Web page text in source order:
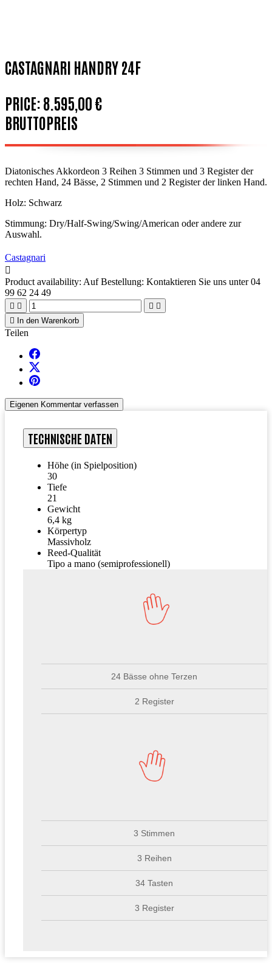
CASTAGNARI HANDRY 24F
PRICE:8.595,00 €
BRUTTOPREIS
Diatonisches Akkordeon 3 Reihen 3 Stimmen und 3 Register der
rechten Hand, 24 Bässe, 2 Stimmen und 2 Register der linken Hand.
Holz: Schwarz
Stimmung: Dry/Half-Swing/Swing/American oder andere zur
Auswahl.
Castagnari

Product availability: Auf Bestellung: Kontaktieren Sie uns unter 04
99 62 24 49
   
 In den Warenkorb
Teilen
Eigenen Kommentar verfassen
TECHNISCHE DATEN
Höhe (in Spielposition)
30
Tiefe
21
Gewicht
6,4 kg
Körpertyp
Massivholz
Reed-Qualität
Tipo a mano (semiprofessionell)
24 Bässe ohne Terzen
2 Register
3 Stimmen
3 Reihen
34 Tasten
3 Register